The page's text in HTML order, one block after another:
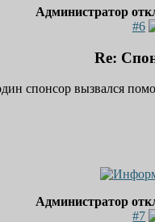
Администратор
#6
Re:
спонсор вызвался
Администратор
#7